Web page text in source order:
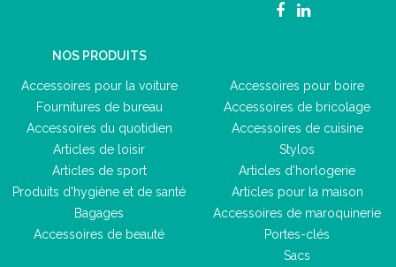
NOS PRODUITS
Accessoires pour la voiture
Fournitures de bureau
Accessoires du quotidien
Articles de loisir
Articles de sport
Produits d'hygiène et de santé
Bagages
Accessoires de beauté
Accessoires pour boire
Accessoires de bricolage
Accessoires de cuisine
Stylos
Articles d'horlogerie
Articles pour la maison
Accessoires de maroquinerie
Portes-clés
Sacs